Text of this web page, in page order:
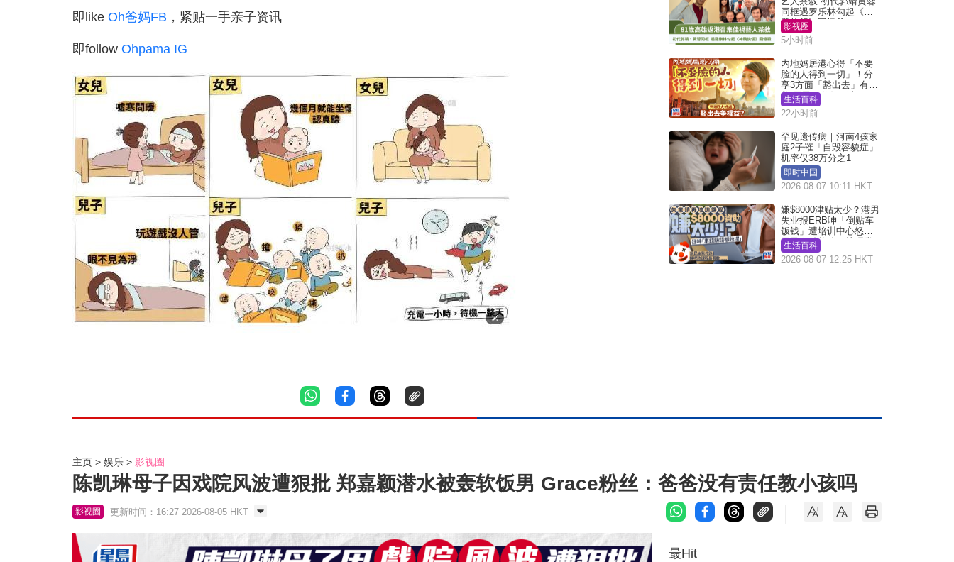
即like Oh爸妈FB ，紧贴一手亲子资讯
即follow Ohpama IG
同框遇罗乐林勾起《神
雕侠侣》回忆杀
影视圈
5小时前
内地妈居港心得「不要
脸的人得到一切」！分
享3方面「豁出去」有著
数 网民：你好厉害
生活百科
22小时前
罕见遗传病｜河南4孩家
庭2子罹「自毁容貌症」
机率仅38万分之1
即时中国
2026-08-07 10:11 HKT
嫌$8000津贴太少？港男
失业报ERB呻「倒贴车
饭钱」遭培训中心怒轰
网民幽默教路：拣呢类
课程唔会蚀...
生活百科
2026-08-07 12:25 HKT
主页 娱乐 影视圈
陈凯琳母子因戏院风波遭狠批 郑嘉颖潜水被轰软饭男 Grace粉丝：爸爸没有责任教小孩吗
影视圈 更新时间：16:27 2026-08-05 HKT
最Hit